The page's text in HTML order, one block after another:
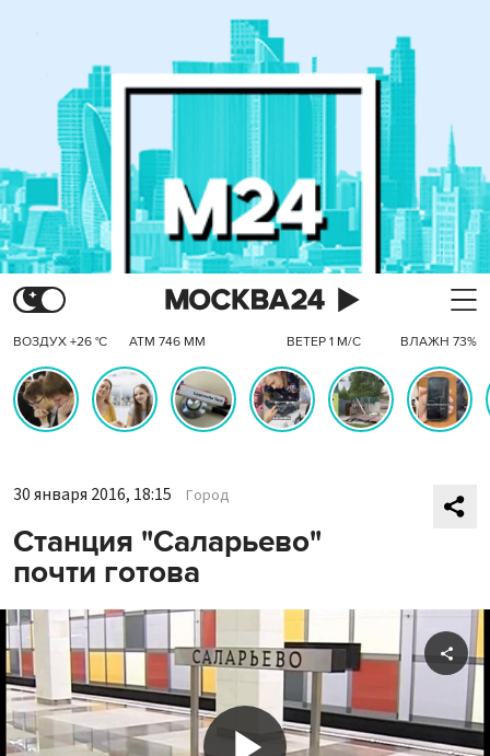
ВОЗДУХ +26 °C АТМ 746 ММ ВЕТЕР 1 М/С ВЛАЖН 73%
30 января 2016, 18:15 Город
Станция "Саларьево"
почти готова